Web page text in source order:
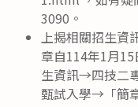
3090。
上揭相關招生資
章自114年1月
生資訊→四技二
甄試入學→「簡